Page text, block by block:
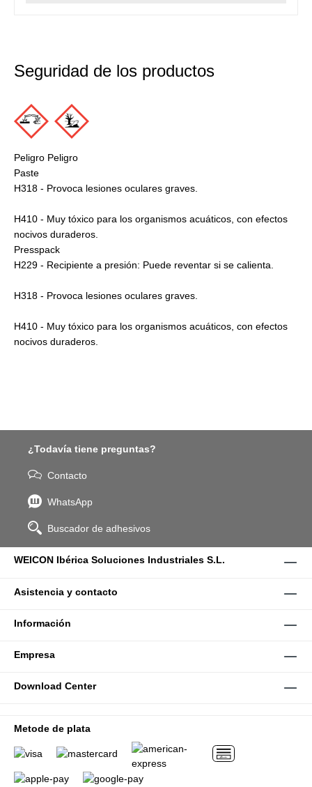
Seguridad de los productos
Peligro Peligro
Paste
H318 - Provoca lesiones oculares graves.
H410 - Muy tóxico para los organismos acuáticos, con efectos
nocivos duraderos.
Presspack
H229 - Recipiente a presión: Puede reventar si se calienta.
H318 - Provoca lesiones oculares graves.
H410 - Muy tóxico para los organismos acuáticos, con efectos
nocivos duraderos.
¿Todavía tiene preguntas?
Contacto
WhatsApp
Buscador de adhesivos
WEICON Ibérica Soluciones Industriales S.L.
Asistencia y contacto
Información
Empresa
Download Center
Metode de plata